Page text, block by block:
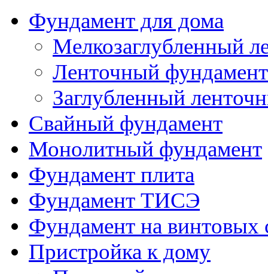
Фундамент плита
Фундамент ТИСЭ
Фундамент на винтовых
Пристройка к дому
Пристройка к
Пристройка к
Пристройка к дому из
Пристройка к
Пристройка к дому из
Веранда к дому